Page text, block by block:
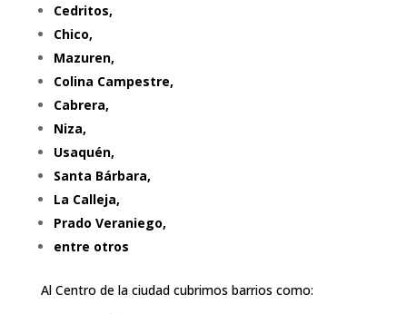
Cedritos,
Chico,
Mazuren,
Colina Campestre,
Cabrera,
Niza,
Usaquén,
Santa Bárbara,
La Calleja,
Prado Veraniego,
entre otros
Al Centro de la ciudad cubrimos barrios como: